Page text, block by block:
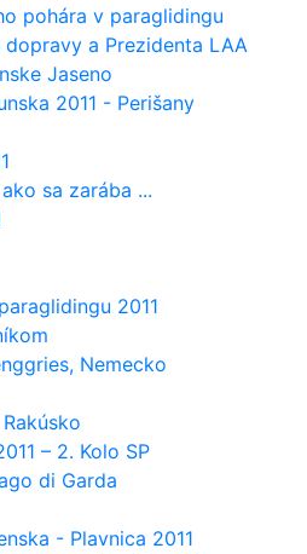
pohára v paraglidingu
a Prezidenta LAA
Jaseno
2011 - Perišany
sa zarába ...
2011
Nemecko
– 2. Kolo SP
di Garda
- Plavnica 2011